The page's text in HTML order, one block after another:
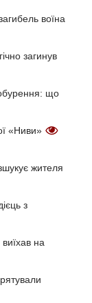
воїна
загинув
що
«Ниви»
жителя
з
на